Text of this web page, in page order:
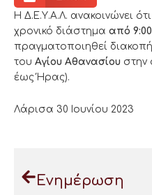
Η Δ.Ε.Υ.Α.Λ. ανακοινώνει
χρονικό διάστημα από
πραγματοποιηθεί
του Αγίου Αθανασίου στην
έως Ήρας).
Λάρισα 30 Ιουνίου 2023
Ενημέρωση